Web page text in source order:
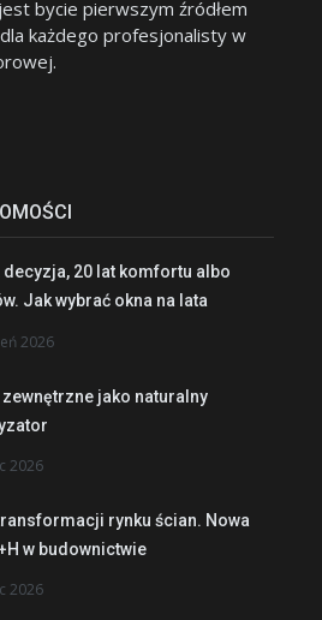
bycie pierwszym źródłem
każdego profesjonalisty w
20 lat komfortu albo
Jak wybrać okna na lata
2026
zewnętrzne jako naturalny
2026
rynku ścian. Nowa
w budownictwie
2026